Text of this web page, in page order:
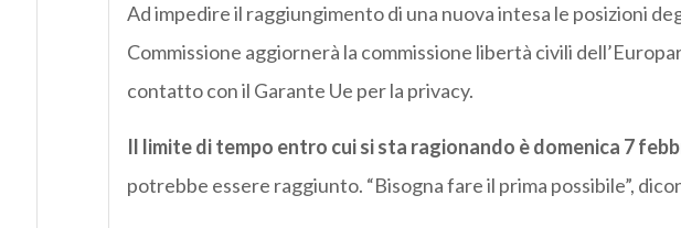
Ad impedire il raggiungimento di una nuova intesa le posizioni
Commissione aggiornerà la commissione libertà civili
contatto con il Garante Ue per la privacy.
Il limite di tempo entro cui si sta ragionando è domenica 7
potrebbe essere raggiunto. “Bisogna fare il prima possibile”,